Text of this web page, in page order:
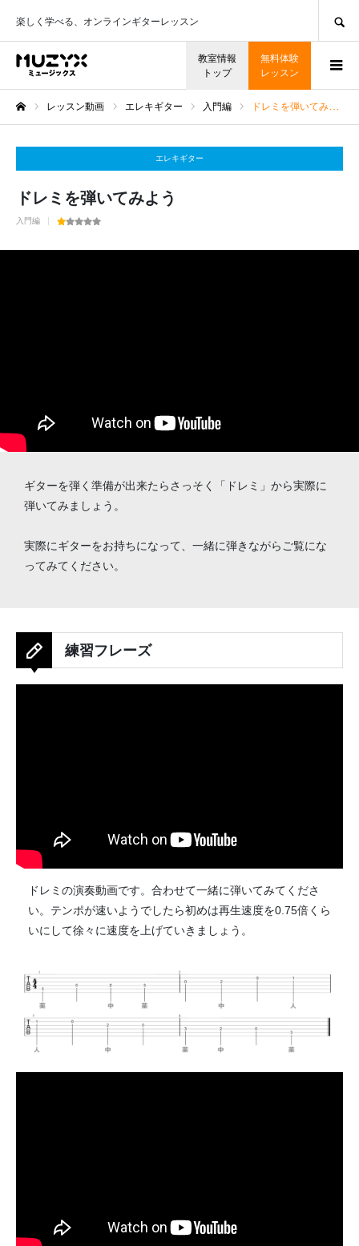
楽しく学べる、オンラインギターレッスン
教室情報
トップ
無料体験
レッスン
レッスン動画 エレキギター 入門編 ドレミを弾いてみよう
エレキギター
ドレミを弾いてみよう
入門編
ギターを弾く準備が出来たらさっそく「ドレミ」から実際に
弾いてみましょう。
実際にギターをお持ちになって、一緒に弾きながらご覧にな
ってみてください。
練習フレーズ
ドレミの演奏動画です。合わせて一緒に弾いてみてくださ
い。テンポが速いようでしたら初めは再生速度を0.75倍くら
いにして徐々に速度を上げていきましょう。